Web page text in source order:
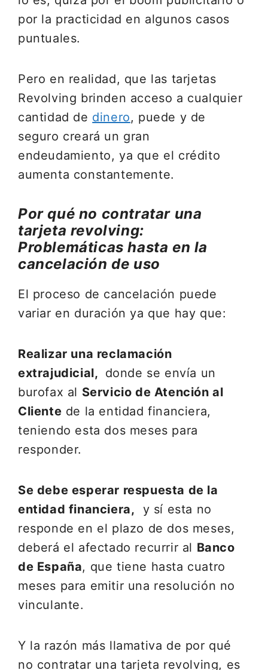
por la practicidad en algunos casos
puntuales.
Pero en realidad, que las tarjetas
Revolving brinden acceso a cualquier
cantidad de dinero, puede y de
seguro creará un gran
endeudamiento, ya que el crédito
aumenta constantemente.
Por qué no contratar una
tarjeta revolving:
Problemáticas hasta en la
cancelación de uso
El proceso de cancelación puede
variar en duración ya que hay que:
Realizar una reclamación
extrajudicial, donde se envía un
burofax al Servicio de Atención al
Cliente de la entidad financiera,
teniendo esta dos meses para
responder.
Se debe esperar respuesta de la
entidad financiera, y sí esta no
responde en el plazo de dos meses,
deberá el afectado recurrir al Banco
de España, que tiene hasta cuatro
meses para emitir una resolución no
vinculante.
Y la razón más llamativa de por qué
no contratar una tarjeta revolving, es